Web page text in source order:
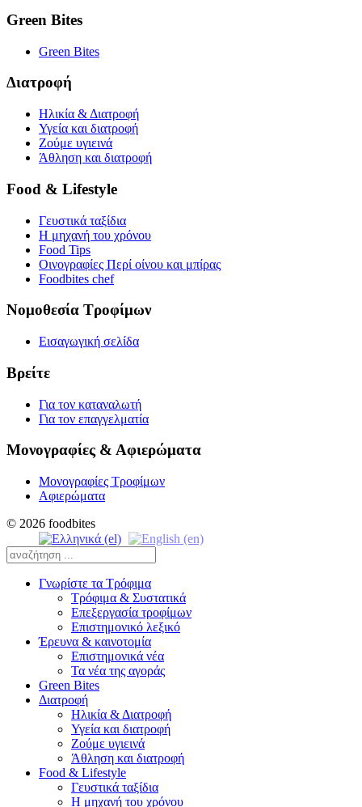
Green Bites
Green Bites
Διατροφή
Ηλικία & Διατροφή
Υγεία και διατροφή
Ζούμε υγιεινά
Άθληση και διατροφή
Food & Lifestyle
Γευστικά ταξίδια
Η μηχανή του χρόνου
Food Tips
Οινογραφίες Περί οίνου και μπίρας
Foodbites chef
Νομοθεσία Τροφίμων
Εισαγωγική σελίδα
Βρείτε
Για τον καταναλωτή
Για τον επαγγελματία
Μονογραφίες & Αφιερώματα
Μονογραφίες Τροφίμων
Αφιερώματα
© 2026 foodbites
Γνωρίστε τα Τρόφιμα
Τρόφιμα & Συστατικά
Επεξεργασία τροφίμων
Επιστημονικό λεξικό
Έρευνα & καινοτομία
Επιστημονικά νέα
Τα νέα της αγοράς
Green Bites
Διατροφή
Ηλικία & Διατροφή
Υγεία και διατροφή
Ζούμε υγιεινά
Άθληση και διατροφή
Food & Lifestyle
Γευστικά ταξίδια
Η μηχανή του χρόνου